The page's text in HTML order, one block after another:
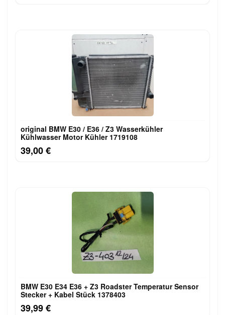
original BMW E30 / E36 / Z3 Wasserkühler
Kühlwasser Motor Kühler 1719108
39,00 €
BMW E30 E34 E36 + Z3 Roadster Temperatur Sensor
Stecker + Kabel Stück 1378403
39,99 €